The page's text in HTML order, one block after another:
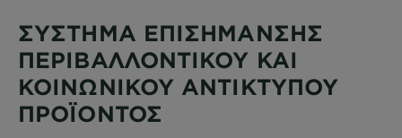
ΣΥΣΤΗΜΑ ΕΠΙΣΗΜΑΝΣΗΣ
ΠΕΡΙΒΑΛΛΟΝΤΙΚΟΥ ΚΑΙ
ΚΟΙΝΩΝΙΚΟΥ ΑΝΤΙΚΤΥΠΟΥ
ΠΡΟΪΟΝΤΟΣ